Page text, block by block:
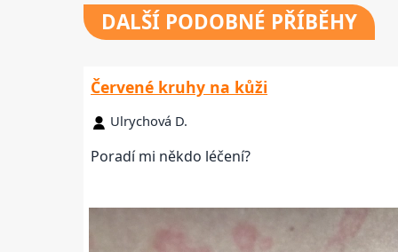
DALŠÍ PODOBNÉ PŘÍBĚHY
Červené kruhy na kůži
Ulrychová D.
Poradí mi někdo léčení?